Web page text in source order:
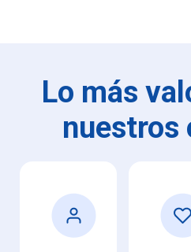
Lo más
nuestros